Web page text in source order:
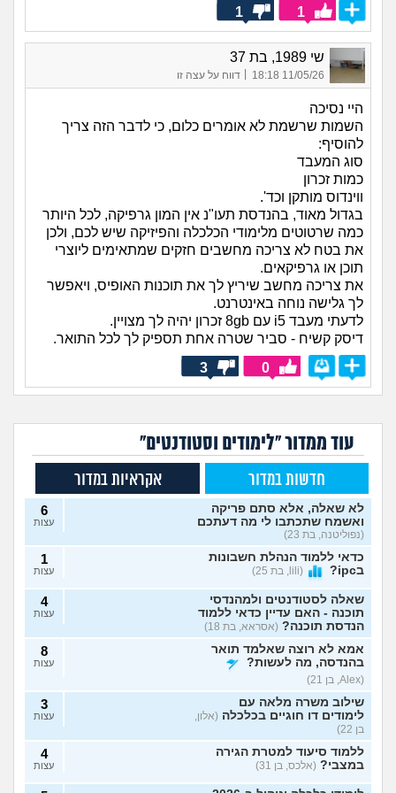
1
1
שי 1989, בת 37
11/05/26 18:18
| דווח על עצה זו
היי נסיכה
השמות שרשמת לא אומרים כלום, כי לדבר הזה צריך
להוסיף:
סוג המעבד
כמות זכרון
ווינדוס מותקן וכד'.
בגדול מאוד, בהנדסת תעו"נ אין המון גרפיקה, לכל היותר
כמה שרטוטים מלימודי הכלכלה והפיזיקה שיש לכם, ולכן
את בטח לא צריכה מחשבים חזקים שמתאימים ליוצרי
תוכן או גרפיקאים.
את צריכה מחשב שיריץ לך את תוכנות האופיס, ויאפשר
לך גלישה נוחה באינטרנט.
לדעתי מעבד i5 עם 8gb זכרון יהיה לך מצויין.
דיסק קשיח - סביר שטרה אחת תספיק לך לכל התואר.
0
3
עוד ממדור "לימודים וסטודנטים"
חדשות במדור אקראיות במדור
לא שאלה, אלא סתם פריקה
ואשמח שתכתבו לי מה דעתכם
(נפוליטנה, בת 23)
6
עצות
כדאי ללמוד הנהלת חשבונות
בipc?
(lili, בת 25)
1
עצות
שאלה לסטודנטים ולמהנדסי
תוכנה - האם עדיין כדאי ללמוד
הנדסת תוכנה? (אסראא, בת 18)
4
עצות
אמא לא רוצה שאלמד תואר
בהנדסה, מה לעשות?
(Alex, בן 21)
8
עצות
שילוב משרה מלאה עם
לימודים דו חוגיים בכלכלה (אלון,
בן 22)
3
עצות
ללמוד סיעוד למטרת הגירה
במצבי? (אלכס, בן 31)
4
עצות